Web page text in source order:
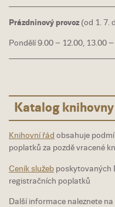
Prázdninový provoz (od 1. 7.
Pondělí 9.00 – 12.00, 13.00
Katalog knihovny
Knihovní řád obsahuje
poplatků za pozdě vracené
Ceník služeb poskytovaných
registračních poplatků
Další informace naleznete